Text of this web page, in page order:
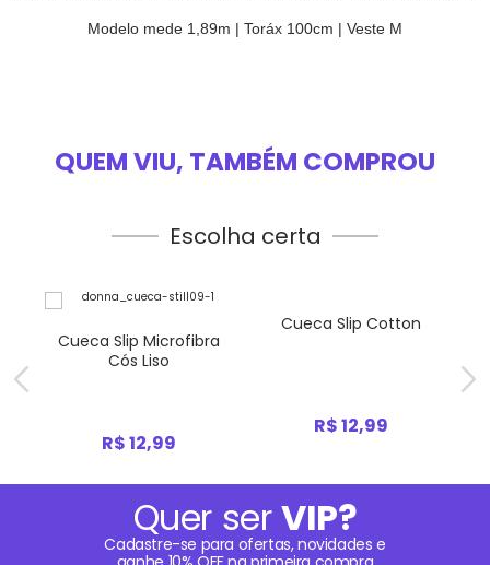
Modelo mede 1,89m | Toráx 100cm | Veste M
QUEM VIU, TAMBÉM COMPROU
Escolha certa
Cueca Slip Microfibra
Cós Liso
R$ 12,99
Cueca Slip Cotton
R$ 12,99
Quer serVIP?
Cadastre-se para ofertas, novidades e